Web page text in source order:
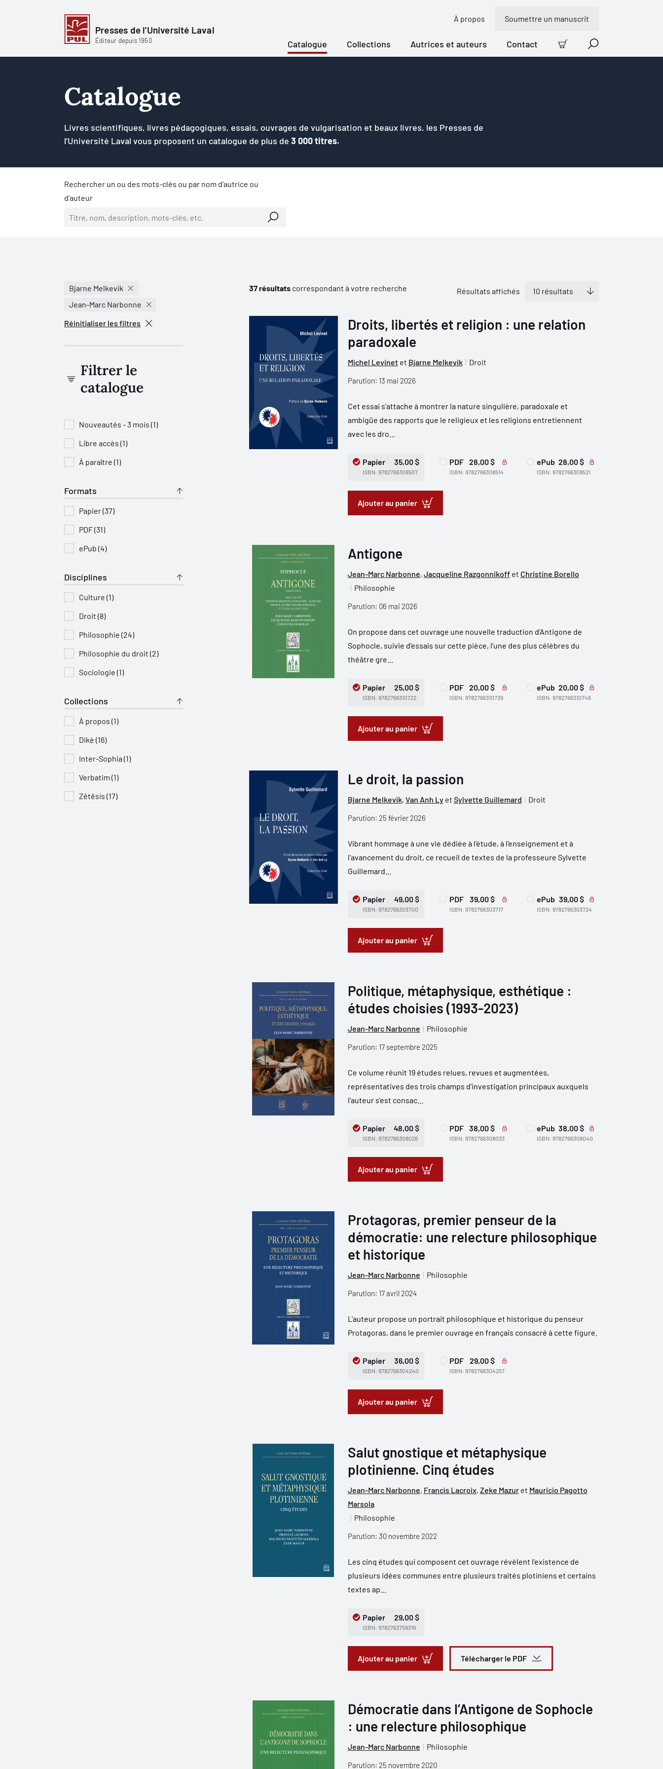
Presses de l'Université Laval
Éditeur depuis 1950
À propos Soumettre un manuscrit
Catalogue Collections Autrices et auteurs Contact
Panier Recherche
Catalogue
Livres scientifiques, livres pédagogiques, essais, ouvrages de vulgarisation et beaux livres, les Presses de
l'Université Laval vous proposent un catalogue de plus de 3 000 titres.
Rechercher un ou des mots-clés ou par nom d'autrice ou
d'auteur
Bjarne Melkevik
Jean-Marc Narbonne
Réinitialiser les filtres
Filtrer le
catalogue
Nouveautés - 3 mois (1)
Libre accès (1)
À paraître (1)
Formats
Papier (37)
PDF (31)
ePub (4)
Disciplines
Culture (1)
Droit (8)
Philosophie (24)
Philosophie du droit (2)
Sociologie (1)
Collections
À propos (1)
Dikè (16)
Inter-Sophia (1)
Verbatim (1)
Zêtêsis (17)
37 résultatscorrespondant à votre recherche Résultats affichés
Droits, libertés et religion : une relation
paradoxale
Michel Levinetet Bjarne Melkevik Droit
Parution: 13 mai 2026
Cet essai s'attache à montrer la nature singulière, paradoxale et
ambigüe des rapports que le religieux et les religions entretiennent
avec les dro...
Papier 35,00 $
ISBN: 9782766308507
PDF 28,00 $
ISBN: 9782766308514
ePub 28,00 $
ISBN: 9782766308521
Ajouter au panier
Antigone
Jean-Marc Narbonne, Jacqueline Razgonnikoffet Christine Borello
Philosophie
Parution: 06 mai 2026
On propose dans cet ouvrage une nouvelle traduction d’Antigone de
Sophocle, suivie d’essais sur cette pièce, l’une des plus célèbres du
théâtre gre...
Papier 25,00 $
ISBN: 9782766310722
PDF 20,00 $
ISBN: 9782766310739
ePub 20,00 $
ISBN: 9782766310746
Ajouter au panier
Le droit, la passion
Bjarne Melkevik, Van Anh Lyet Sylvette Guillemard Droit
Parution: 25 février 2026
Vibrant hommage à une vie dédiée à l'étude, à l'enseignement et à
l'avancement du droit, ce recueil de textes de la professeure Sylvette
Guillemard...
Papier 49,00 $
ISBN: 9782766303700
PDF 39,00 $
ISBN: 9782766303717
ePub 39,00 $
ISBN: 9782766303724
Ajouter au panier
Politique, métaphysique, esthétique :
études choisies (1993-2023)
Jean-Marc Narbonne Philosophie
Parution: 17 septembre 2025
Ce volume réunit 19 études relues, revues et augmentées,
représentatives des trois champs d'investigation principaux auxquels
l'auteur s'est consac...
Papier 48,00 $
ISBN: 9782766308026
PDF 38,00 $
ISBN: 9782766308033
ePub 38,00 $
ISBN: 9782766308040
Ajouter au panier
Protagoras, premier penseur de la
démocratie: une relecture philosophique
et historique
Jean-Marc Narbonne Philosophie
Parution: 17 avril 2024
L'auteur propose un portrait philosophique et historique du penseur
Protagoras, dans le premier ouvrage en français consacré à cette figure.
Papier 36,00 $
ISBN: 9782766304240
PDF 29,00 $
ISBN: 9782766304257
Ajouter au panier
Salut gnostique et métaphysique
plotinienne. Cinq études
Jean-Marc Narbonne, Francis Lacroix, Zeke Mazuret Mauricio Pagotto
Marsola
Philosophie
Parution: 30 novembre 2022
Les cinq études qui composent cet ouvrage révèlent l'existence de
plusieurs idées communes entre plusieurs traités plotiniens et certains
textes ap...
Papier 29,00 $
ISBN: 9782763759319
Ajouter au panier Télécharger le PDF
Démocratie dans l’Antigone de Sophocle
: une relecture philosophique
Jean-Marc Narbonne Philosophie
Parution: 25 novembre 2020